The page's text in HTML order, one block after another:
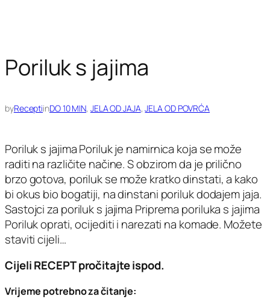
Poriluk s jajima
byReceptiinDO 10 MIN, JELA OD JAJA, JELA OD POVRĆA
Poriluk s jajima Poriluk je namirnica koja se može
raditi na različite načine. S obzirom da je prilično
brzo gotova, poriluk se može kratko dinstati, a kako
bi okus bio bogatiji, na dinstani poriluk dodajem jaja.
Sastojci za poriluk s jajima Priprema poriluka s jajima
Poriluk oprati, ocijediti i narezati na komade. Možete
staviti cijeli…
Cijeli RECEPT pročitajte ispod.
Vrijeme potrebno za čitanje: